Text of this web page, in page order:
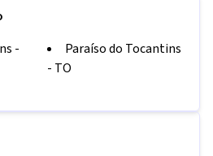
-
Paraíso do Tocantins
- TO